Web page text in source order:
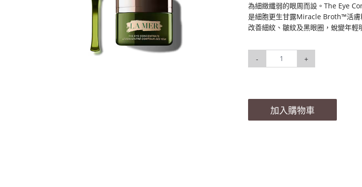
為細緻纖弱的眼周而設。The Eye
是細胞更生甘露Miracle Broth™活膚
改善細紋、皺紋及黑眼圈，蛻變年輕
- +
加入購物車